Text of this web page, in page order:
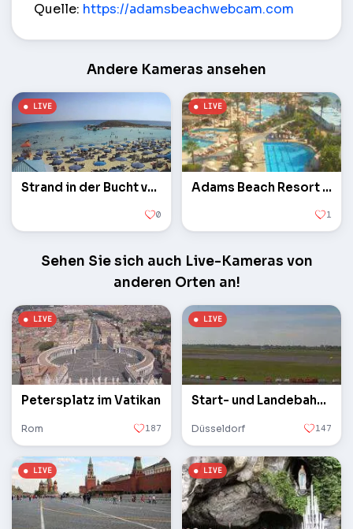
Quelle: https://adamsbeachwebcam.com
Andere Kameras ansehen
Strand in der Bucht von Nissi
0
Adams Beach Resort Hotel
1
Sehen Sie sich auch Live-Kameras von
anderen Orten an!
Petersplatz im Vatikan
Rom 187
Start- und Landebahn des Flughafens
Düsseldorf 147